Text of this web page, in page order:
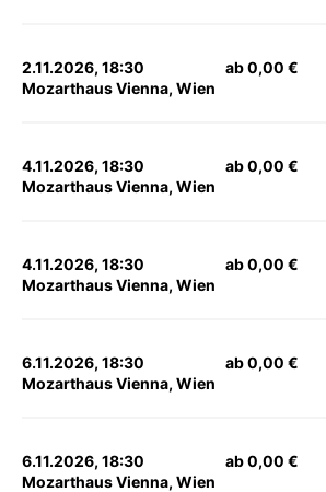
2.11.2026, 18:30
Mozarthaus Vienna, Wien
ab 0,00 €
4.11.2026, 18:30
Mozarthaus Vienna, Wien
ab 0,00 €
4.11.2026, 18:30
Mozarthaus Vienna, Wien
ab 0,00 €
6.11.2026, 18:30
Mozarthaus Vienna, Wien
ab 0,00 €
6.11.2026, 18:30
Mozarthaus Vienna, Wien
ab 0,00 €